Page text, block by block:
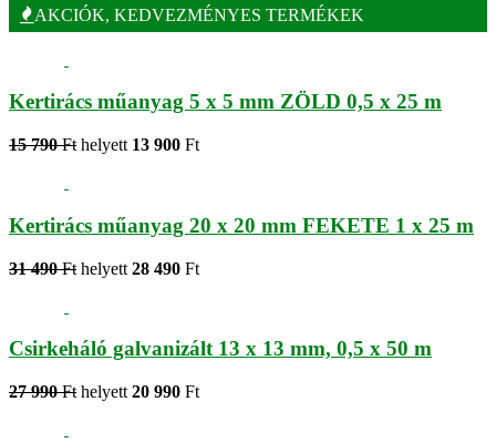
AKCIÓK, KEDVEZMÉNYES TERMÉKEK
Kertirács műanyag 5 x 5 mm ZÖLD 0,5 x 25 m
15 790 Ft helyett 13 900 Ft
Kertirács műanyag 20 x 20 mm FEKETE 1 x 25 m
31 490 Ft helyett 28 490 Ft
Csirkeháló galvanizált 13 x 13 mm, 0,5 x 50 m
27 990 Ft helyett 20 990 Ft